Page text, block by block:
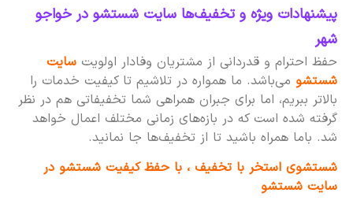
پیشنهادات ویژه و تخفیف‌ها سایت شستشو در خواجو
شهر
حفظ احترام و قدردانی از مشتریان وفادار اولویت سایت
شستشومی‌باشد. ما همواره در تلاشیم تا کیفیت خدمات را
بالاتر ببریم، اما برای جبران همراهی شما تخفیفاتی هم در نظر
گرفته شده است که در بازه‌های زمانی مختلف اعمال خواهد
شد. باما همراه باشید تا از تخفیف‌ها جا نمانید.
شستشوی استخر با تخفیف ، با حفظ کیفیت شستشو در
سایت شستشو